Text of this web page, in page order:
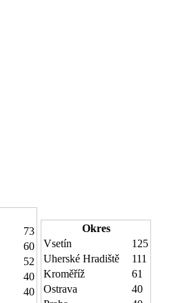
73
60
52
40
40
Okres
Vsetín
125
Uherské Hradiště
111
Kroměříž
61
Ostrava
40